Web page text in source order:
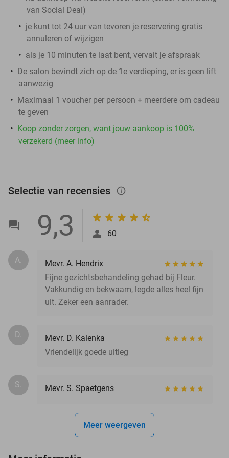
van Social Deal)
je kunt tot 24 uur van tevoren je reservering gratis
annuleren of wijzigen
als je 10 minuten te laat bent, vervalt je afspraak
De salon bevindt zich op de 1e verdieping, er is geen lift
aanwezig
Maximaal 1 voucher per persoon + meerdere om cadeau
te geven
Koop zonder zorgen, want jouw aankoop is 100%
verzekerd (meer info)
Selectie van recensies info_outlined
9,3 60
A.
Mevr. A. Hendrix
Fijne gezichtsbehandeling gehad bij Fleur.
Vakkundig en bekwaam, legde alles heel fijn
uit. Zeker een aanrader.
D.
Mevr. D. Kalenka
Vriendelijk goede uitleg
S. Mevr. S. Spaetgens
Meer weergeven